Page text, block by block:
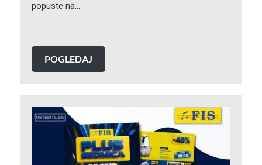
popuste na…
POGLEDAJ